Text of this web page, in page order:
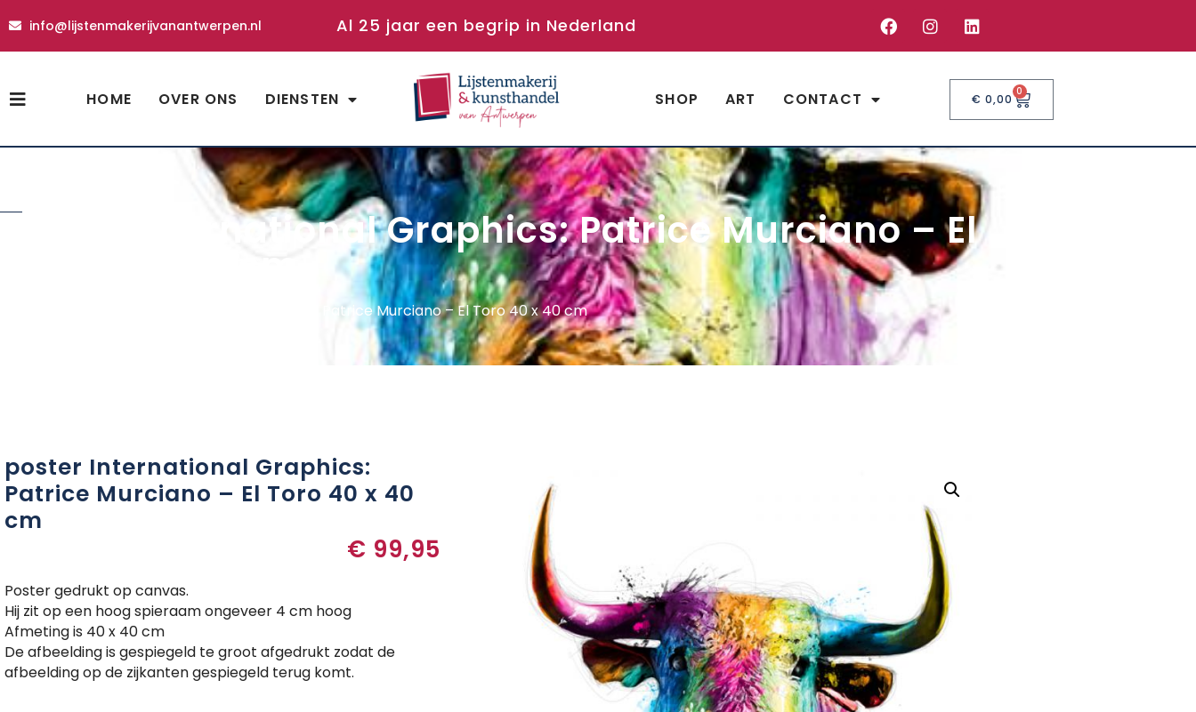
info@lijstenmakerijvanantwerpen.nl Al 25 jaar een begrip in Nederland
HOME OVER ONS DIENSTEN SHOP ART CONTACT € 0,00
0
poster International Graphics: Patrice Murciano – El
poster International Graphics: Patrice Murciano – El Toro 40 x 40 cm
poster International Graphics:
Patrice Murciano – El Toro 40 x 40
cm
€ 99,95
Poster gedrukt op canvas.
Hij zit op een hoog spieraam ongeveer 4 cm hoog
Afmeting is 40 x 40 cm
De afbeelding is gespiegeld te groot afgedrukt zodat de
afbeelding op de zijkanten gespiegeld terug komt.